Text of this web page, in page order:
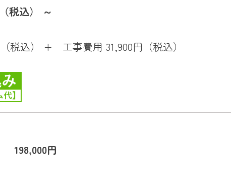
税込） ～
込） + 工事費用 31,900円（税込）
198,000円